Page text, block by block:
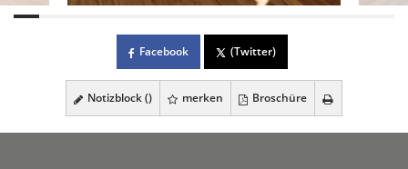
Facebook (Twitter)
Notizblock () merken Broschüre